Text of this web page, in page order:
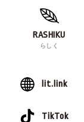
RASHIKU
らしく
lit.link
TikTok